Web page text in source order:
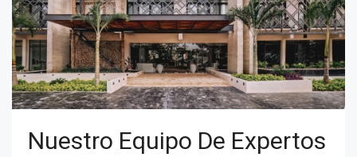
Nuestro Equipo De Expertos